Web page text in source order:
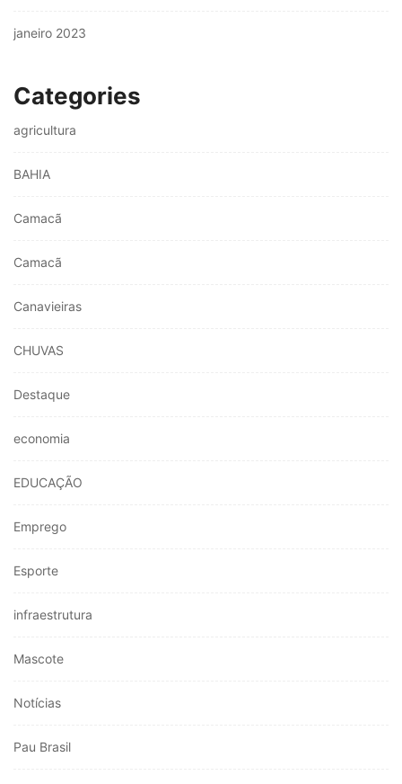
janeiro 2023
Categories
agricultura
BAHIA
Camacã
Camacã
Canavieiras
CHUVAS
Destaque
economia
EDUCAÇÃO
Emprego
Esporte
infraestrutura
Mascote
Notícias
Pau Brasil